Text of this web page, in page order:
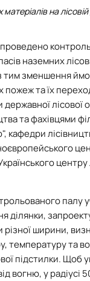
на лісовій
наземних
тим зменшення
пожеж та їх
лісової
та фахівцями
кафедри
центру
палу
ділянки,
різної ширини,
температуру та
підстилки. Щоб
вогню, у радіусі